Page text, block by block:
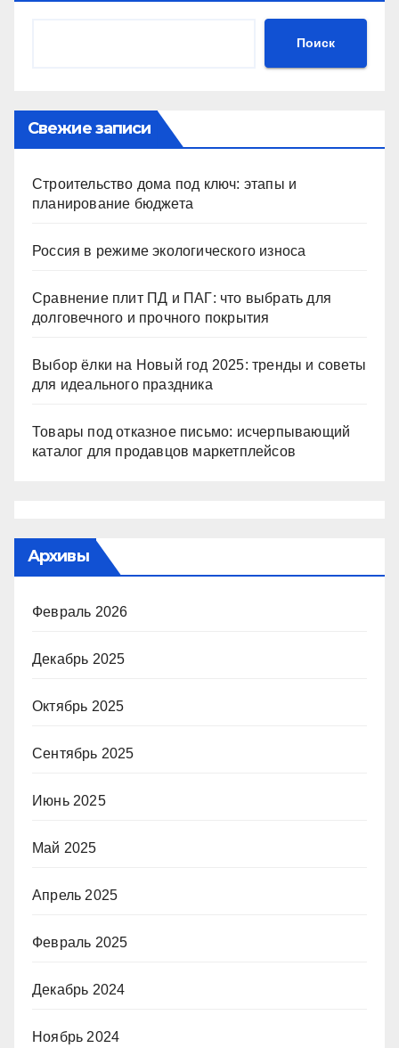
Поиск
Свежие записи
Строительство дома под ключ: этапы и
планирование бюджета
Россия в режиме экологического износа
Сравнение плит ПД и ПАГ: что выбрать для
долговечного и прочного покрытия
Выбор ёлки на Новый год 2025: тренды и советы
для идеального праздника
Товары под отказное письмо: исчерпывающий
каталог для продавцов маркетплейсов
Архивы
Февраль 2026
Декабрь 2025
Октябрь 2025
Сентябрь 2025
Июнь 2025
Май 2025
Апрель 2025
Февраль 2025
Декабрь 2024
Ноябрь 2024